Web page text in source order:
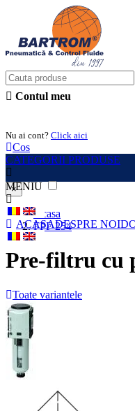
Contul meu
Nu ai cont? Click aici
Cos
CATEGORII PRODUSE
MENIU
ACASADESPRE NOI
×
Acasa
FPF 254
Pre-filtru cu
Toate variantele